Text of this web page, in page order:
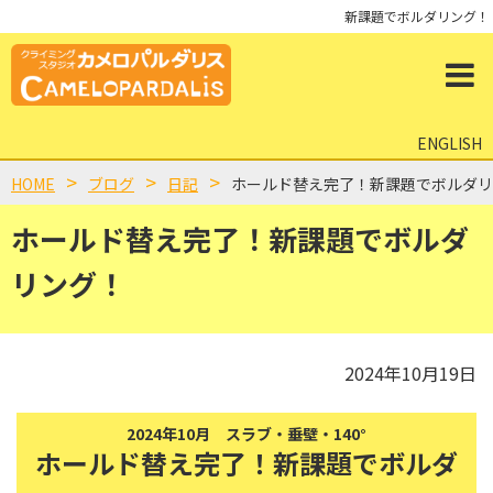
新課題でボルダリング！
ENGLISH
ホールド替え完了！新課題でボルダ
リング！
HOME ブログ 日記 ホールド替え完了！新課題でボルダ
2024年10月19日
2024年10月 スラブ・垂壁・140°
ホールド替え完了！新課題でボルダ